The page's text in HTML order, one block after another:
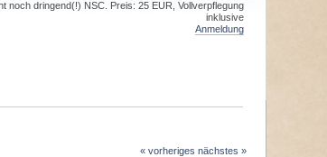
dringend(!) NSC. Preis: 25 EUR, Vollverpflegung
inklusive
Anmeldung
« vorheriges nächstes »